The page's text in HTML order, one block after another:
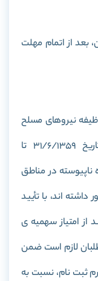
رزمندگان، بعد از اتمام مهلت
نیروهای مسلح
چنانچه علاوه بر میزان موظفی، از تاریخ 31/6/1359 تا
حداقل 6 ماه پیوسته یا 9 ماه ناپیوسته در مناطق
اند، با تأیید
از امتیاز سهمیه ی
لازم است ضمن
ثبت نام، نسبت به